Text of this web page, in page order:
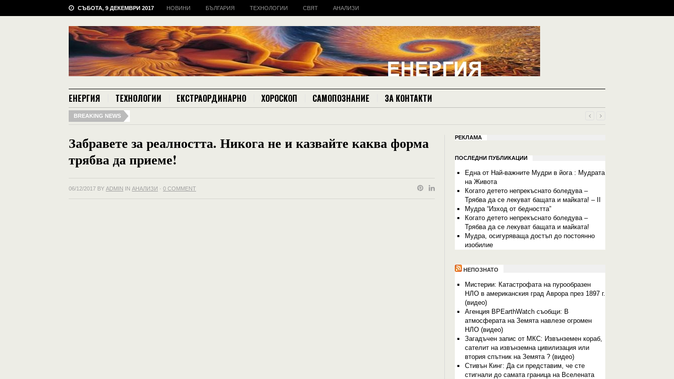
СЪБОТА, 9 ДЕКЕМВРИ 2017 НОВИНИ БЪЛГАРИЯ ТЕХНОЛОГИИ СВЯТ АНАЛИЗИ
ЕНЕРГИЯ ТЕХНОЛОГИИ ЕКСТРАОРДИНАРНО ХОРОСКОП САМОПОЗНАНИЕ ЗА КОНТАКТИ
BREAKING NEWS
Забравете за реалността. Никога не и казвайте каква форма
трябва да приеме!
06/12/2017 BY ADMIN IN АНАЛИЗИ · 0 COMMENT
РЕКЛАМА
ПОСЛЕДНИ ПУБЛИКАЦИИ
Една от Най-важните Мудри в йога : Мудрата
на Живота
Когато детето непрекъснато боледува –
Трябва да се лекуват бащата и майката! – II
Мудра “Изход от бедността”
Когато детето непрекъснато боледува –
Трябва да се лекуват бащата и майката!
Мудра, осигуряваща достъп до постоянно
изобилие
НЕПОЗНАТО
Мистерии: Катастрофата на пурообразен
НЛО в американския град Aврора през 1897 г.
(видео)
Агенция BPEarthWatch съобщи: В
атмосферата на Земята навлезе огромен
НЛО (видео)
Загадъчен запис от МКС: Извънземен кораб,
сателит на извънземна цивилизация или
втория спътник на Земята ? (видео)
Стивън Кинг: Да си представим, че сте
стигнали до самата граница на Вселената